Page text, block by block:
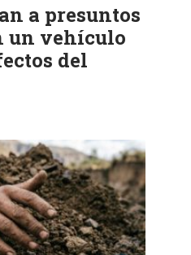
a presuntos
un vehículo
del